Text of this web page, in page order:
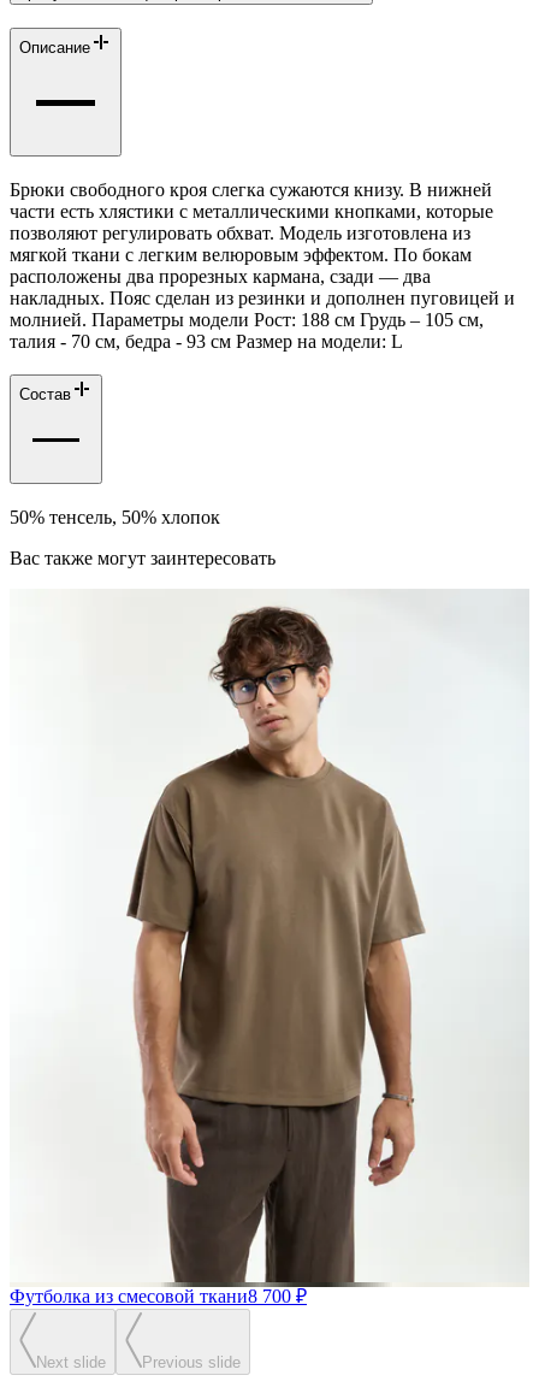
Описание
Брюки свободного кроя слегка сужаются книзу. В нижней
части есть хлястики с металлическими кнопками, которые
позволяют регулировать обхват. Модель изготовлена из
мягкой ткани с легким велюровым эффектом. По бокам
расположены два прорезных кармана, сзади — два
накладных. Пояс сделан из резинки и дополнен пуговицей и
молнией. Параметры модели Рост: 188 см Грудь – 105 см,
талия - 70 см, бедра - 93 см Размер на модели: L
Состав
50% тенсель, 50% хлопок
Вас также могут заинтересовать
Футболка из смесовой ткани8 700 ₽
Next slide Previous slide